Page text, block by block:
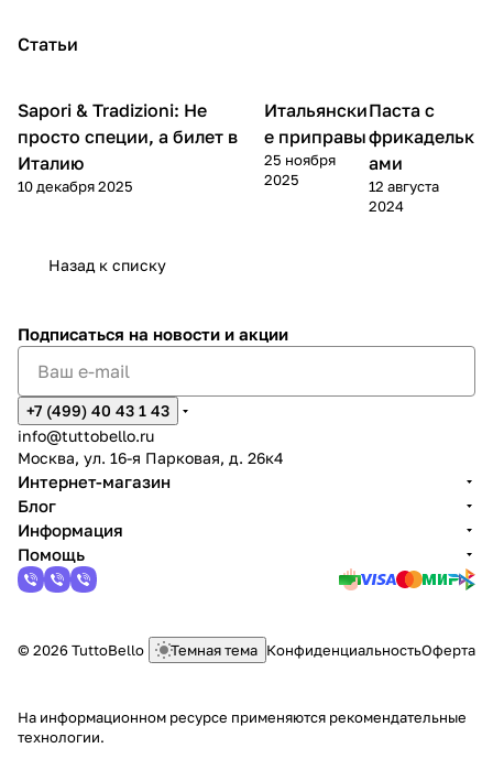
Статьи
Кухня
Sapori & Tradizioni: Не
просто специи, а билет в
Италию
10 декабря 2025
Кухня
Итальянски
е приправы
25 ноября
2025
Кухня
Паста с
фрикадельк
ами
12 августа
2024
Назад к списку
Подписаться на новости и акции
+7 (499) 40 43 1 43
info@tuttobello.ru
Москва, ул. 16-я Парковая, д. 26к4
Интернет-магазин
Блог
Информация
Помощь
© 2026 TuttoBello Темная тема КонфиденциальностьОферта
На информационном ресурсе применяются рекомендательные
технологии.